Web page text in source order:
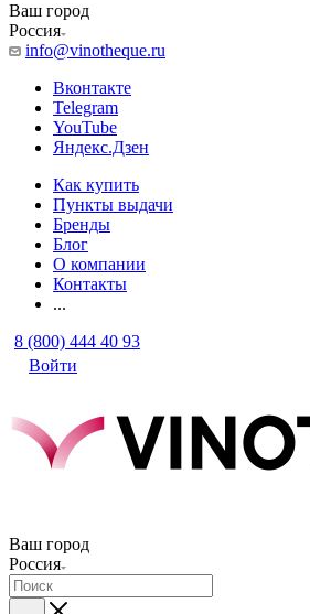
Ваш город
Россия
info@vinotheque.ru
Вконтакте
Telegram
YouTube
Яндекс.Дзен
Как купить
Пункты выдачи
Бренды
Блог
О компании
Контакты
...
8 (800) 444 40 93
Войти
Ваш город
Россия